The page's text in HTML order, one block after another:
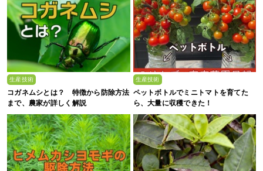
生産技術
コガネムシとは？ 特徴から防除方法
まで、農家が詳しく解説
生産技術
ペットボトルでミニトマトを育てた
ら、大量に収穫できた！